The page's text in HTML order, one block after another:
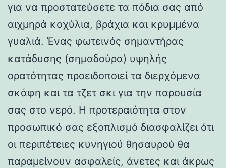
για να προστατεύσετε τα πόδια σας από
αιχμηρά κοχύλια, βράχια και κρυμμένα
γυαλιά. Ένας φωτεινός σημαντήρας
κατάδυσης (σημαδούρα) υψηλής
ορατότητας προειδοποιεί τα διερχόμενα
σκάφη και τα τζετ σκι για την παρουσία
σας στο νερό. Η προτεραιότητα στον
προσωπικό σας εξοπλισμό διασφαλίζει ότι
οι περιπέτειες κυνηγιού θησαυρού θα
παραμείνουν ασφαλείς, άνετες και άκρως